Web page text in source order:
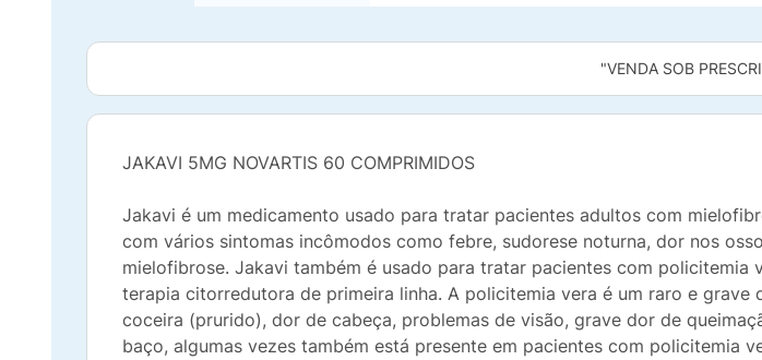
"VENDA SOB
JAKAVI 5MG NOVARTIS 60 COMPRIMIDOS
Jakavi é um medicamento usado para tratar pacientes adultos com
com vários sintomas incômodos como febre, sudorese noturna, dor nos
mielofibrose. Jakavi também é usado para tratar pacientes com
terapia citorredutora de primeira linha. A policitemia vera é um raro e
coceira (prurido), dor de cabeça, problemas de visão, grave dor de
baço, algumas vezes também está presente em pacientes com policitemia